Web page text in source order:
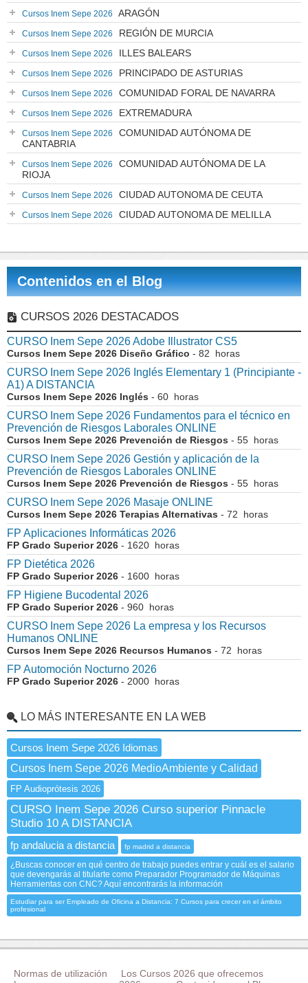
Cursos Inem Sepe 2026 ARAGÓN
Cursos Inem Sepe 2026 REGIÓN DE MURCIA
Cursos Inem Sepe 2026 ILLES BALEARS
Cursos Inem Sepe 2026 PRINCIPADO DE ASTURIAS
Cursos Inem Sepe 2026 COMUNIDAD FORAL DE NAVARRA
Cursos Inem Sepe 2026 EXTREMADURA
Cursos Inem Sepe 2026
COMUNIDAD AUTÓNOMA DE
CANTABRIA
Cursos Inem Sepe 2026
COMUNIDAD AUTÓNOMA DE LA
RIOJA
Cursos Inem Sepe 2026 CIUDAD AUTONOMA DE CEUTA
Cursos Inem Sepe 2026 CIUDAD AUTONOMA DE MELILLA
Contenidos en el Blog
CURSOS 2026 DESTACADOS
CURSO Inem Sepe 2026 Adobe Illustrator CS5
Cursos Inem Sepe 2026 Diseño Gráfico - 82 horas
CURSO Inem Sepe 2026 Inglés Elementary 1 (Principiante -
A1) A DISTANCIA
Cursos Inem Sepe 2026 Inglés - 60 horas
CURSO Inem Sepe 2026 Fundamentos para el técnico en
Prevención de Riesgos Laborales ONLINE
Cursos Inem Sepe 2026 Prevención de Riesgos - 55 horas
CURSO Inem Sepe 2026 Gestión y aplicación de la
Prevención de Riesgos Laborales ONLINE
Cursos Inem Sepe 2026 Prevención de Riesgos - 55 horas
CURSO Inem Sepe 2026 Masaje ONLINE
Cursos Inem Sepe 2026 Terapias Alternativas - 72 horas
FP Aplicaciones Informáticas 2026
FP Grado Superior 2026 - 1620 horas
FP Dietética 2026
FP Grado Superior 2026 - 1600 horas
FP Higiene Bucodental 2026
FP Grado Superior 2026 - 960 horas
CURSO Inem Sepe 2026 La empresa y los Recursos
Humanos ONLINE
Cursos Inem Sepe 2026 Recursos Humanos - 72 horas
FP Automoción Nocturno 2026
FP Grado Superior 2026 - 2000 horas
LO MÁS INTERESANTE EN LA WEB
Cursos Inem Sepe 2026 Idiomas
Cursos Inem Sepe 2026 MedioAmbiente y Calidad
FP Audioprótesis 2026
CURSO Inem Sepe 2026 Curso superior Pinnacle
Studio 10 A DISTANCIA
fp andalucia a distancia fp madrid a distancia
¿Buscas conocer en qué centro de trabajo puedes entrar y cuál es el salario
que devengarás al titularte como Preparador Programador de Máquinas
Herramientas con CNC? Aquí encontrarás la información
Estudiar para ser Empleado de Oficina a Distancia: 7 Cursos para crecer en el ámbito
profesional
Normas de utilización
Los Cursos 2026 que ofrecemos